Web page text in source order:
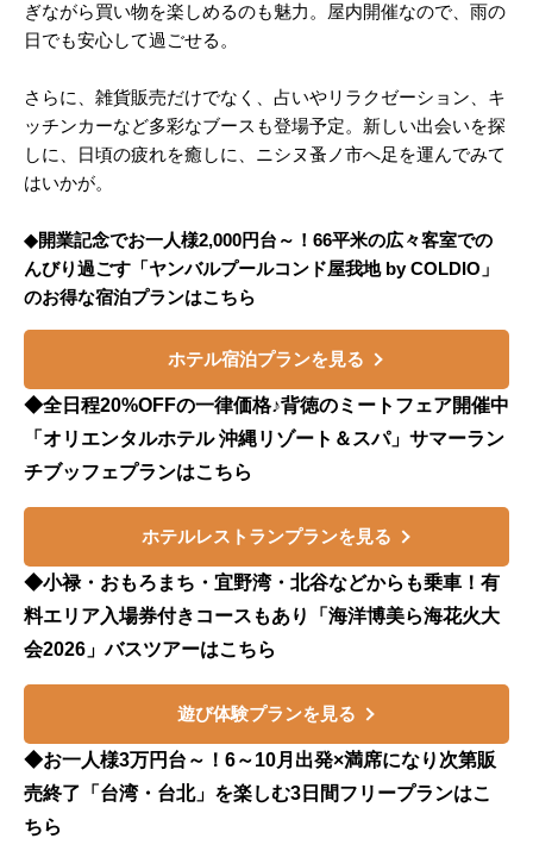
ぎながら買い物を楽しめるのも魅力。屋内開催なので、雨の
日でも安心して過ごせる。
さらに、雑貨販売だけでなく、占いやリラクゼーション、キ
ッチンカーなど多彩なブースも登場予定。新しい出会いを探
しに、日頃の疲れを癒しに、ニシヌ蚤ノ市へ足を運んでみて
はいかが。
◆開業記念でお一人様2,000円台～！66平米の広々客室での
んびり過ごす「ヤンバルプールコンド屋我地 by COLDIO」
のお得な宿泊プランはこちら
ホテル宿泊プランを見る
◆全日程20%OFFの一律価格♪背徳のミートフェア開催中
「オリエンタルホテル 沖縄リゾート＆スパ」サマーラン
チブッフェプランはこちら
ホテルレストランプランを見る
◆小禄・おもろまち・宜野湾・北谷などからも乗車！有
料エリア入場券付きコースもあり「海洋博美ら海花火大
会2026」バスツアーはこちら
遊び体験プランを見る
◆お一人様3万円台～！6～10月出発×満席になり次第販
売終了「台湾・台北」を楽しむ3日間フリープランはこ
ちら